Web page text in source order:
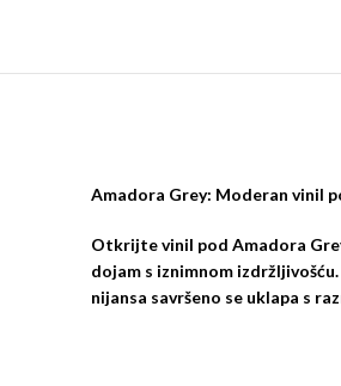
Amadora Grey: Moderan vinil
Otkrijte vinil pod Amadora
dojam s iznimnom
nijansa savršeno se uklapa s